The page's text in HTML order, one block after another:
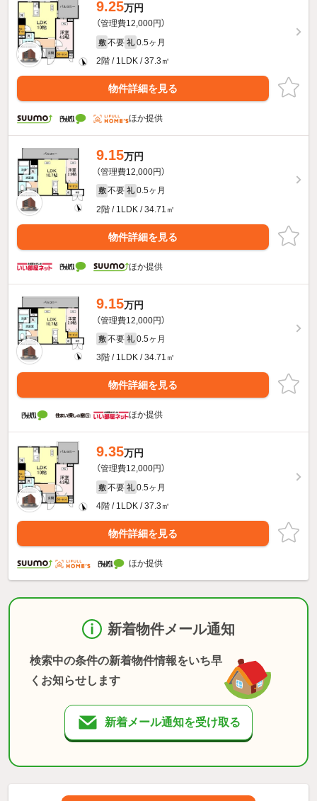
9.25万円
（管理費12,000円）
敷 不要 礼 0.5ヶ月
2階 / 1LDK / 37.3㎡
物件詳細を見る
ほか提供
9.15万円
（管理費12,000円）
敷 不要 礼 0.5ヶ月
2階 / 1LDK / 34.71㎡
物件詳細を見る
ほか提供
9.15万円
（管理費12,000円）
敷 不要 礼 0.5ヶ月
3階 / 1LDK / 34.71㎡
物件詳細を見る
ほか提供
9.35万円
（管理費12,000円）
敷 不要 礼 0.5ヶ月
4階 / 1LDK / 37.3㎡
物件詳細を見る
ほか提供
新着物件メール通知
検索中の条件の新着物件情報をいち早
くお知らせします
新着メール通知を受け取る